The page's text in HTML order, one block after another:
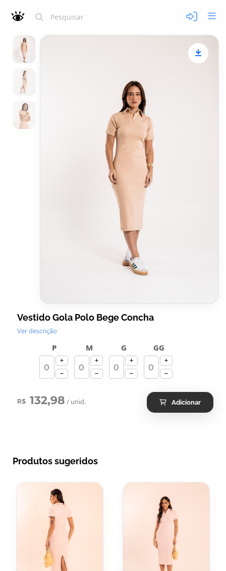
Vestido Gola Polo Bege Concha
Ver descrição
P M G GG
R$ 132,98 / unid. Adicionar
Produtos sugeridos